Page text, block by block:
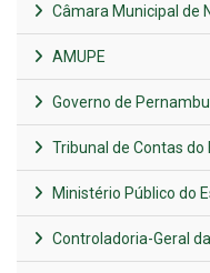
Câmara Municipal de
AMUPE
Governo de
Tribunal de Contas
Ministério Público do
Controladoria-Geral